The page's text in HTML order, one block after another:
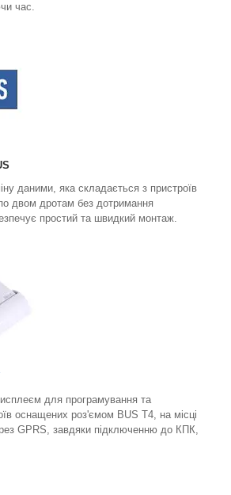
час.
даними, яка складається з пристроїв
двом дротам без дотримання
простий та швидкий монтаж.
для програмування та
оснащених роз'ємом BUS T4, на місці
GPRS, завдяки підключенню до КПК,